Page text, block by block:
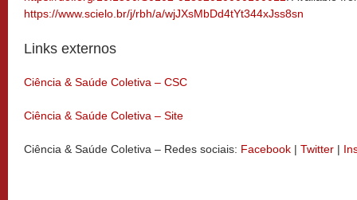
https://www.scielo.br/j/rbh/a/wjJXsMbDd4tYt344xJss8sn
Links externos
Ciência & Saúde Coletiva – CSC
Ciência & Saúde Coletiva – Site
Ciência & Saúde Coletiva – Redes sociais: Facebook | Twitter |